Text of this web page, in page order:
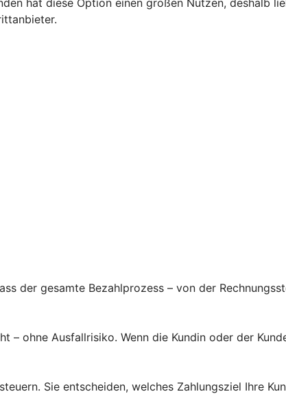
der gesamte Bezahlprozess – von der
– ohne Ausfallrisiko. Wenn die Kundin oder der
Sie entscheiden, welches Zahlungsziel Ihre